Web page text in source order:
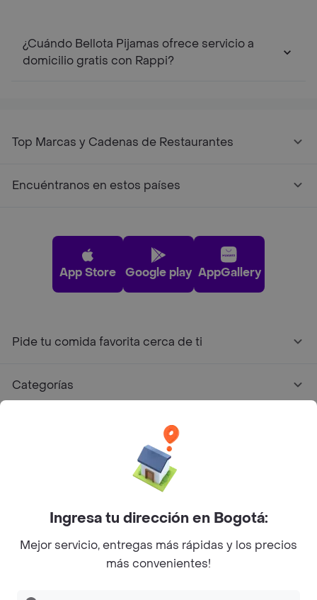
¿Cuándo Bellota Pijamas ofrece servicio a
domicilio gratis con Rappi?
Top Marcas y Cadenas de Restaurantes
Encuéntranos en estos países
App Store Google play AppGallery
Pide tu comida favorita cerca de ti
Categorías
Facebook
Twitter
Instagram
©2026Rappi Inc. All rights reserved.
Ingresa tu dirección en Bogotá:
Mejor servicio, entregas más rápidas y los precios
más convenientes!